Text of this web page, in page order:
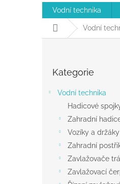
Vodní technika
Domů Vodní
kategorie
Kategorie
Vodní technika
Hadicové
Zahradní
Vozíky a
Zahradní
Zavlažovače
Zavlažovací